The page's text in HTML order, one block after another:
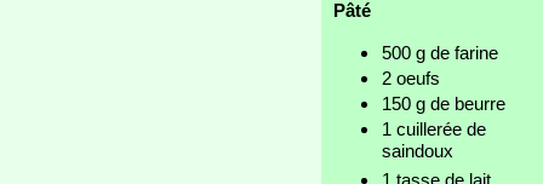
Pâté
500 g de farine
2 oeufs
150 g de beurre
1 cuillerée de
saindoux